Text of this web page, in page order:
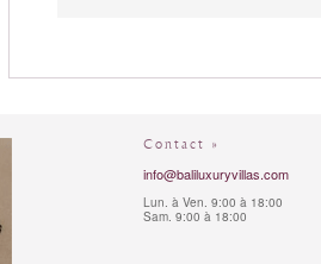
Contact »
info@baliluxuryvillas.com
Lun. à Ven. 9:00 à 18:00
Sam. 9:00 à 18:00